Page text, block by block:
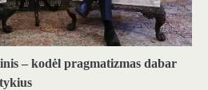
– kodėl pragmatizmas dabar